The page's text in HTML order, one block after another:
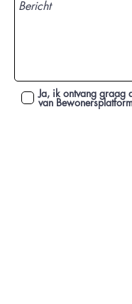
Ja, ik ontvang graag
van